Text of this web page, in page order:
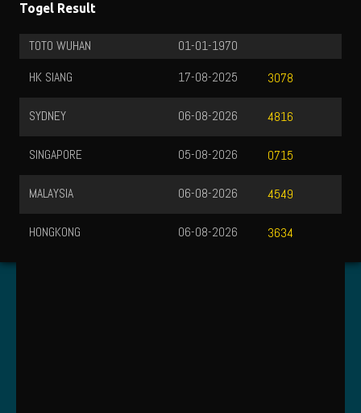
Togel Result
TOTO WUHAN
01-01-1970
HK SIANG
3078
17-08-2025
SYDNEY 4816
06-08-2026
SINGAPORE 0715
05-08-2026
MALAYSIA 4549
06-08-2026
HONGKONG 3634
06-08-2026